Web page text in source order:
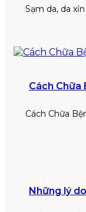
Sạm da, da
Cách Chữa
Cách Chữa
Những lý